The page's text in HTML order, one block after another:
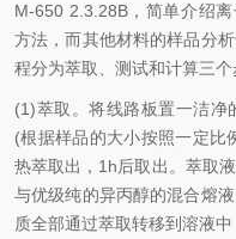
M-650 2.3.28B，简单介绍
方法，而其他材料的样品分
程分为萃取、测试和计算三个
(1)萃取。将线路板置一洁净
(根据样品的大小按照一定比
热萃取出，1h后取出。萃取
与优级纯的异丙醇的混合熔
质全部通过萃取转移到溶液中